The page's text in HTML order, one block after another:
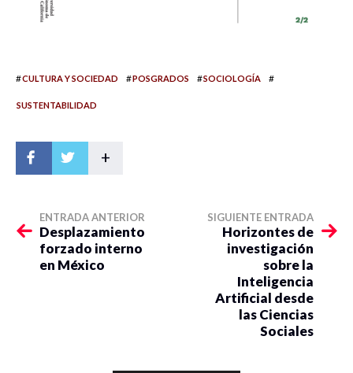
#CULTURA Y SOCIEDAD #POSGRADOS #SOCIOLOGÍA #
SUSTENTABILIDAD
+
ENTRADA ANTERIOR
Desplazamiento
forzado interno
en México
SIGUIENTE ENTRADA
Horizontes de
investigación
sobre la
Inteligencia
Artificial desde
las Ciencias
Sociales